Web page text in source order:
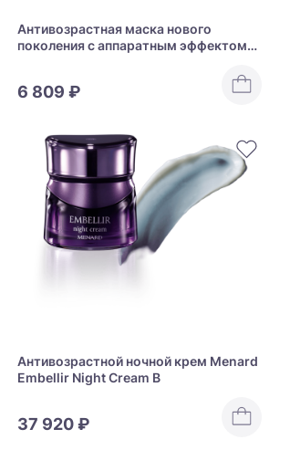
Антивозрастная маска нового
поколения с аппаратным эффектом
6 809 ₽
Антивозрастной ночной крем Menard
Embellir Night Cream B
37 920 ₽